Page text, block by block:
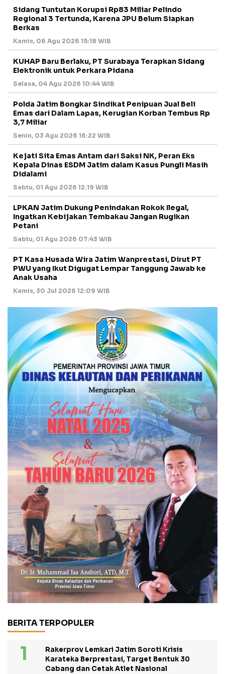
Sidang Tuntutan Korupsi Rp83 Miliar Pelindo
Regional 3 Tertunda, Karena JPU Belum Siapkan
Berkas
Kamis, 06 Agu 2026 15:18 WIB
KUHAP Baru Berlaku, PT Surabaya Terapkan Sidang
Elektronik untuk Perkara Pidana
Selasa, 04 Agu 2026 10:44 WIB
Polda Jatim Bongkar Sindikat Penipuan Jual Beli
Emas dari Dalam Lapas, Kerugian Korban Tembus Rp
3,7 Miliar
Senin, 03 Agu 2026 16:22 WIB
Kejati Sita Emas Antam dari Saksi NK, Peran Eks
Kepala Dinas ESDM Jatim dalam Kasus Pungli Masih
Didalami
Sabtu, 01 Agu 2026 12:19 WIB
LPKAN Jatim Dukung Penindakan Rokok Ilegal,
Ingatkan Kebijakan Tembakau Jangan Rugikan
Petani
Sabtu, 01 Agu 2026 07:43 WIB
PT Kasa Husada Wira Jatim Wanprestasi, Dirut PT
PWU yang Ikut Digugat Lempar Tanggung Jawab ke
Anak Usaha
Kamis, 30 Jul 2026 12:09 WIB
BERITA TERPOPULER
Rakerprov Lemkari Jatim Soroti Krisis
Karateka Berprestasi, Target Bentuk 30
Cabang dan Cetak Atlet Nasional